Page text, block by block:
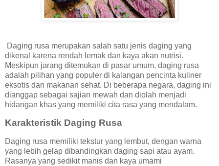
Daging rusa merupakan salah satu jenis daging yang
dikenal karena rendah lemak dan kaya akan nutrisi.
Meskipun jarang ditemukan di pasar umum, daging rusa
adalah pilihan yang populer di kalangan pencinta kuliner
eksotis dan makanan sehat. Di beberapa negara, daging ini
dianggap sebagai sajian mewah dan diolah menjadi
hidangan khas yang memiliki cita rasa yang mendalam.
Karakteristik Daging Rusa
Daging rusa memiliki tekstur yang lembut, dengan warna
yang lebih gelap dibandingkan daging sapi atau ayam.
Rasanya yang sedikit manis dan kaya umami